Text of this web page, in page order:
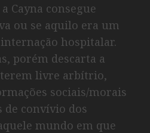
Cayna consegue
ou se aquilo era um
hospitalar.
porém descarta a
terem livre arbítrio,
sociais/morais
de convívio dos
mundo em que